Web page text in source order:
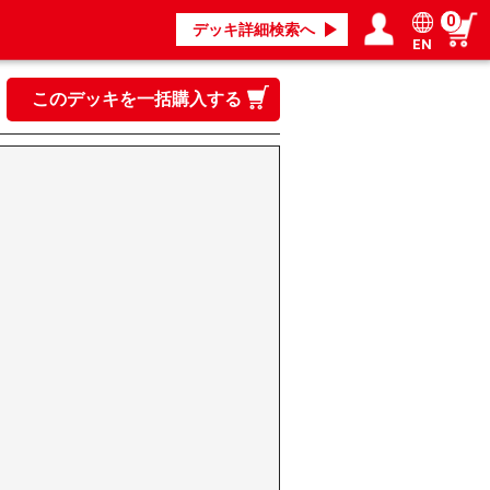
デッキ詳細検索へ
ログイン／会員登録
マイページ
EN
0
このデッキを一括購入する